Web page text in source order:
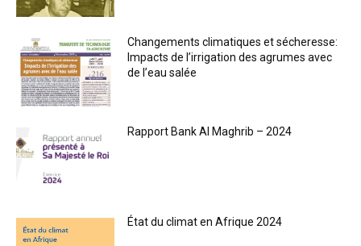
Changements climatiques et sécheresse:
Impacts de l’irrigation des agrumes avec
de l’eau salée
Rapport Bank Al Maghrib – 2024
État du climat en Afrique 2024